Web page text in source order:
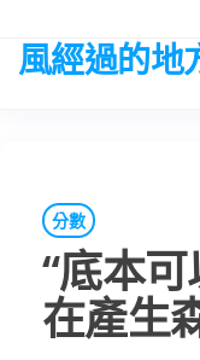
the
風經過的地
分數
“底本
在產生